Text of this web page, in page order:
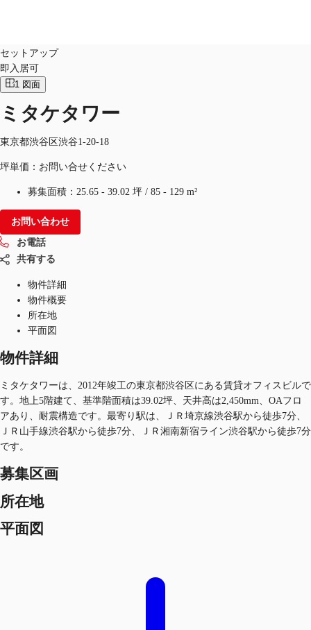
オフィス・事務所
倉庫・物流センター
記事
仲介会社様はこちらへ
お気に入り
JP
お電話 お問合せ
セットアップ
即入居可
1 図面
ミタケタワー
東京都渋谷区渋谷1-20-18
坪単価：お問い合せください
募集面積： 25.65 - 39.02 坪 / 85 - 129 m²
お問い合わせ
お電話
共有する
物件詳細
物件概要
所在地
平面図
物件詳細
ミタケタワーは、2012年竣工の東京都渋谷区にある賃貸オフィスビルで
す。地上5階建て、基準階面積は39.02坪、天井高は2,450mm、OAフロ
アあり、耐震構造です。最寄り駅は、ＪＲ埼京線渋谷駅から徒歩7分、
ＪＲ山手線渋谷駅から徒歩7分、ＪＲ湘南新宿ライン渋谷駅から徒歩7分
です。
募集区画
所在地
平面図